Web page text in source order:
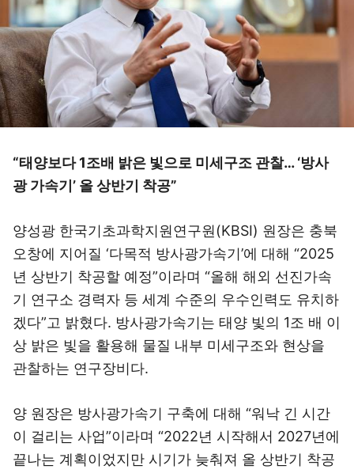
“태양보다 1조배 밝은 빛으로 미세구조 관찰… ‘방사
광 가속기’ 올 상반기 착공”
양성광 한국기초과학지원연구원(KBSI) 원장은 충북
오창에 지어질 ‘다목적 방사광가속기’에 대해 “2025
년 상반기 착공할 예정”이라며 “올해 해외 선진가속
기 연구소 경력자 등 세계 수준의 우수인력도 유치하
겠다”고 밝혔다. 방사광가속기는 태양 빛의 1조 배 이
상 밝은 빛을 활용해 물질 내부 미세구조와 현상을
관찰하는 연구장비다.
양 원장은 방사광가속기 구축에 대해 “워낙 긴 시간
이 걸리는 사업”이라며 “2022년 시작해서 2027년에
끝나는 계획이었지만 시기가 늦춰져 올 상반기 착공